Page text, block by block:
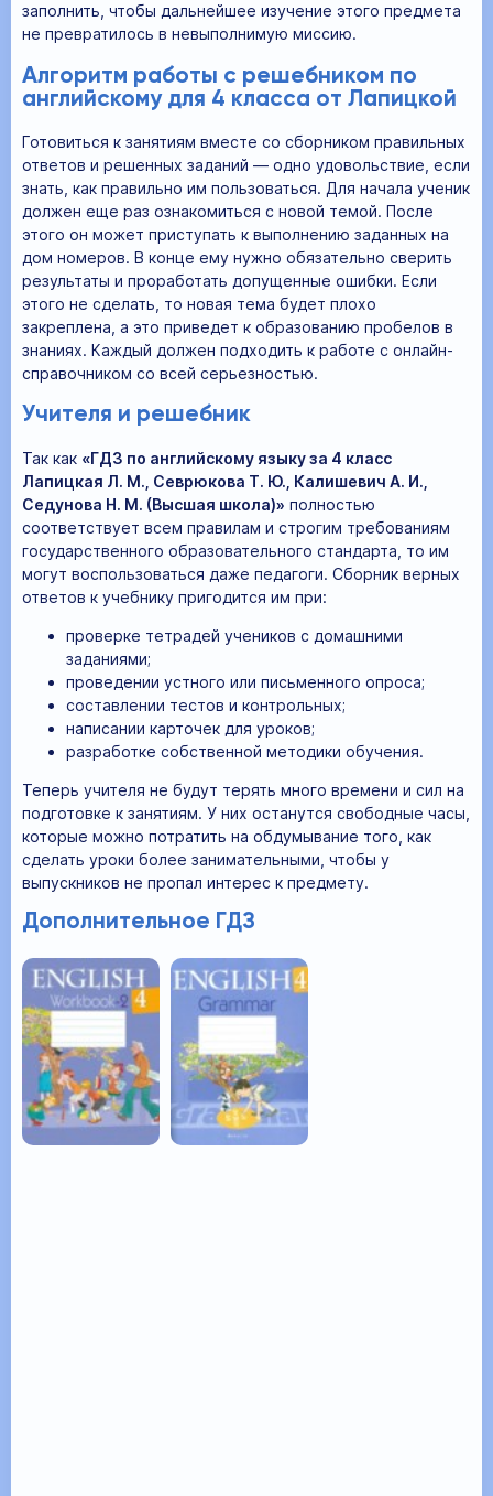
заполнить, чтобы дальнейшее изучение этого предмета
не превратилось в невыполнимую миссию.
Алгоритм работы с решебником по
английскому для 4 класса от Лапицкой
Готовиться к занятиям вместе со сборником правильных
ответов и решенных заданий — одно удовольствие, если
знать, как правильно им пользоваться. Для начала ученик
должен еще раз ознакомиться с новой темой. После
этого он может приступать к выполнению заданных на
дом номеров. В конце ему нужно обязательно сверить
результаты и проработать допущенные ошибки. Если
этого не сделать, то новая тема будет плохо
закреплена, а это приведет к образованию пробелов в
знаниях. Каждый должен подходить к работе с онлайн-
справочником со всей серьезностью.
Учителя и решебник
Так как «ГДЗ по английскому языку за 4 класс
Лапицкая Л. М., Севрюкова Т. Ю., Калишевич А. И.,
Седунова Н. М. (Высшая школа)» полностью
соответствует всем правилам и строгим требованиям
государственного образовательного стандарта, то им
могут воспользоваться даже педагоги. Сборник верных
ответов к учебнику пригодится им при:
проверке тетрадей учеников с домашними
заданиями;
проведении устного или письменного опроса;
составлении тестов и контрольных;
написании карточек для уроков;
разработке собственной методики обучения.
Теперь учителя не будут терять много времени и сил на
подготовке к занятиям. У них останутся свободные часы,
которые можно потратить на обдумывание того, как
сделать уроки более занимательными, чтобы у
выпускников не пропал интерес к предмету.
Дополнительное ГДЗ